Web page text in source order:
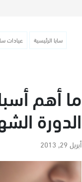
سابا الرئيسية عيادات
ما أهم
الدورة
أبريل 29, 2013